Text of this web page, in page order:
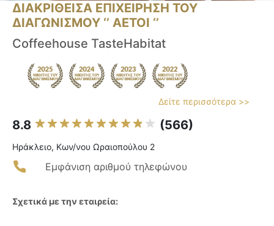
ΔΙΑΚΡΙΘΕΙΣΑ ΕΠΙΧΕΙΡΗΣΗ ΤΟΥ
ΔΙΑΓΩΝΙΣΜΟΥ ‘’ ΑΕΤΟΙ ‘’
Coffeehouse TasteHabitat
Δείτε περισσότερα >>
8.8 (566)
Ηράκλειο, Κων/νου Ωραιοπούλου 2
Εμφάνιση αριθμού τηλεφώνου
Σχετικά με την εταιρεία: